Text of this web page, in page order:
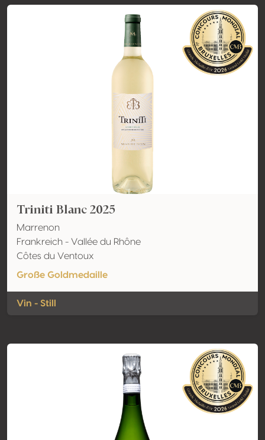
Triniti Blanc 2025
Marrenon
Frankreich - Vallée du Rhône
Côtes du Ventoux
Große Goldmedaille
Vin - Still